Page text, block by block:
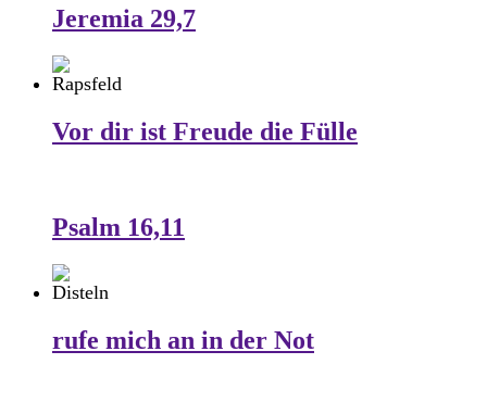
Jeremia 29,7
Vor dir ist Freude die Fülle
Psalm 16,11
rufe mich an in der Not